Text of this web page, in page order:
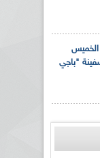
الخميس
"باجي